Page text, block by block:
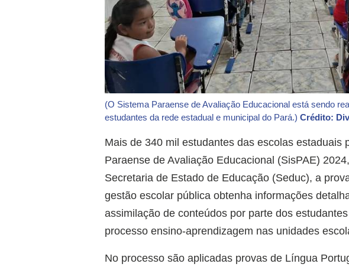
(O Sistema Paraense de Avaliação Educacional está sendo
estudantes da rede estadual e municipal do Pará.)Crédito:
Mais de 340 mil estudantes das escolas estaduais
Paraense de Avaliação Educacional (SisPAE)
Secretaria de Estado de Educação (Seduc), a
gestão escolar pública obtenha informações
assimilação de conteúdos por parte dos
processo ensino-aprendizagem nas unidades
No processo são aplicadas provas de Língua